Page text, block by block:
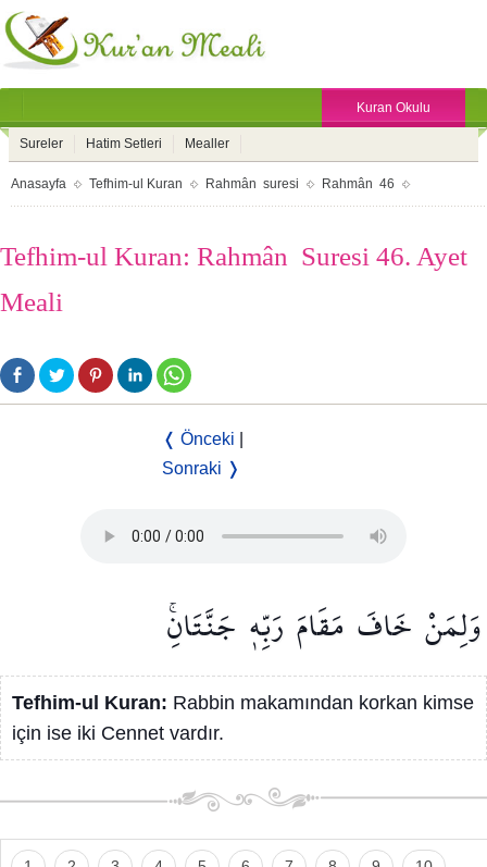
Kuran Okulu
Sureler Hatim Setleri Mealler
Anasayfa Tefhim-ul Kuran Rahmân suresi Rahmân 46
Tefhim-ul Kuran: Rahmân Suresi 46. Ayet
Meali
❬ Önceki
Sonraki ❭
وَلِمَنْ خَافَ مَقَامَ رَبِّه۪ جَنَّتَانِۚ
Tefhim-ul Kuran: Rabbin makamından korkan kimse
için ise iki Cennet vardır.